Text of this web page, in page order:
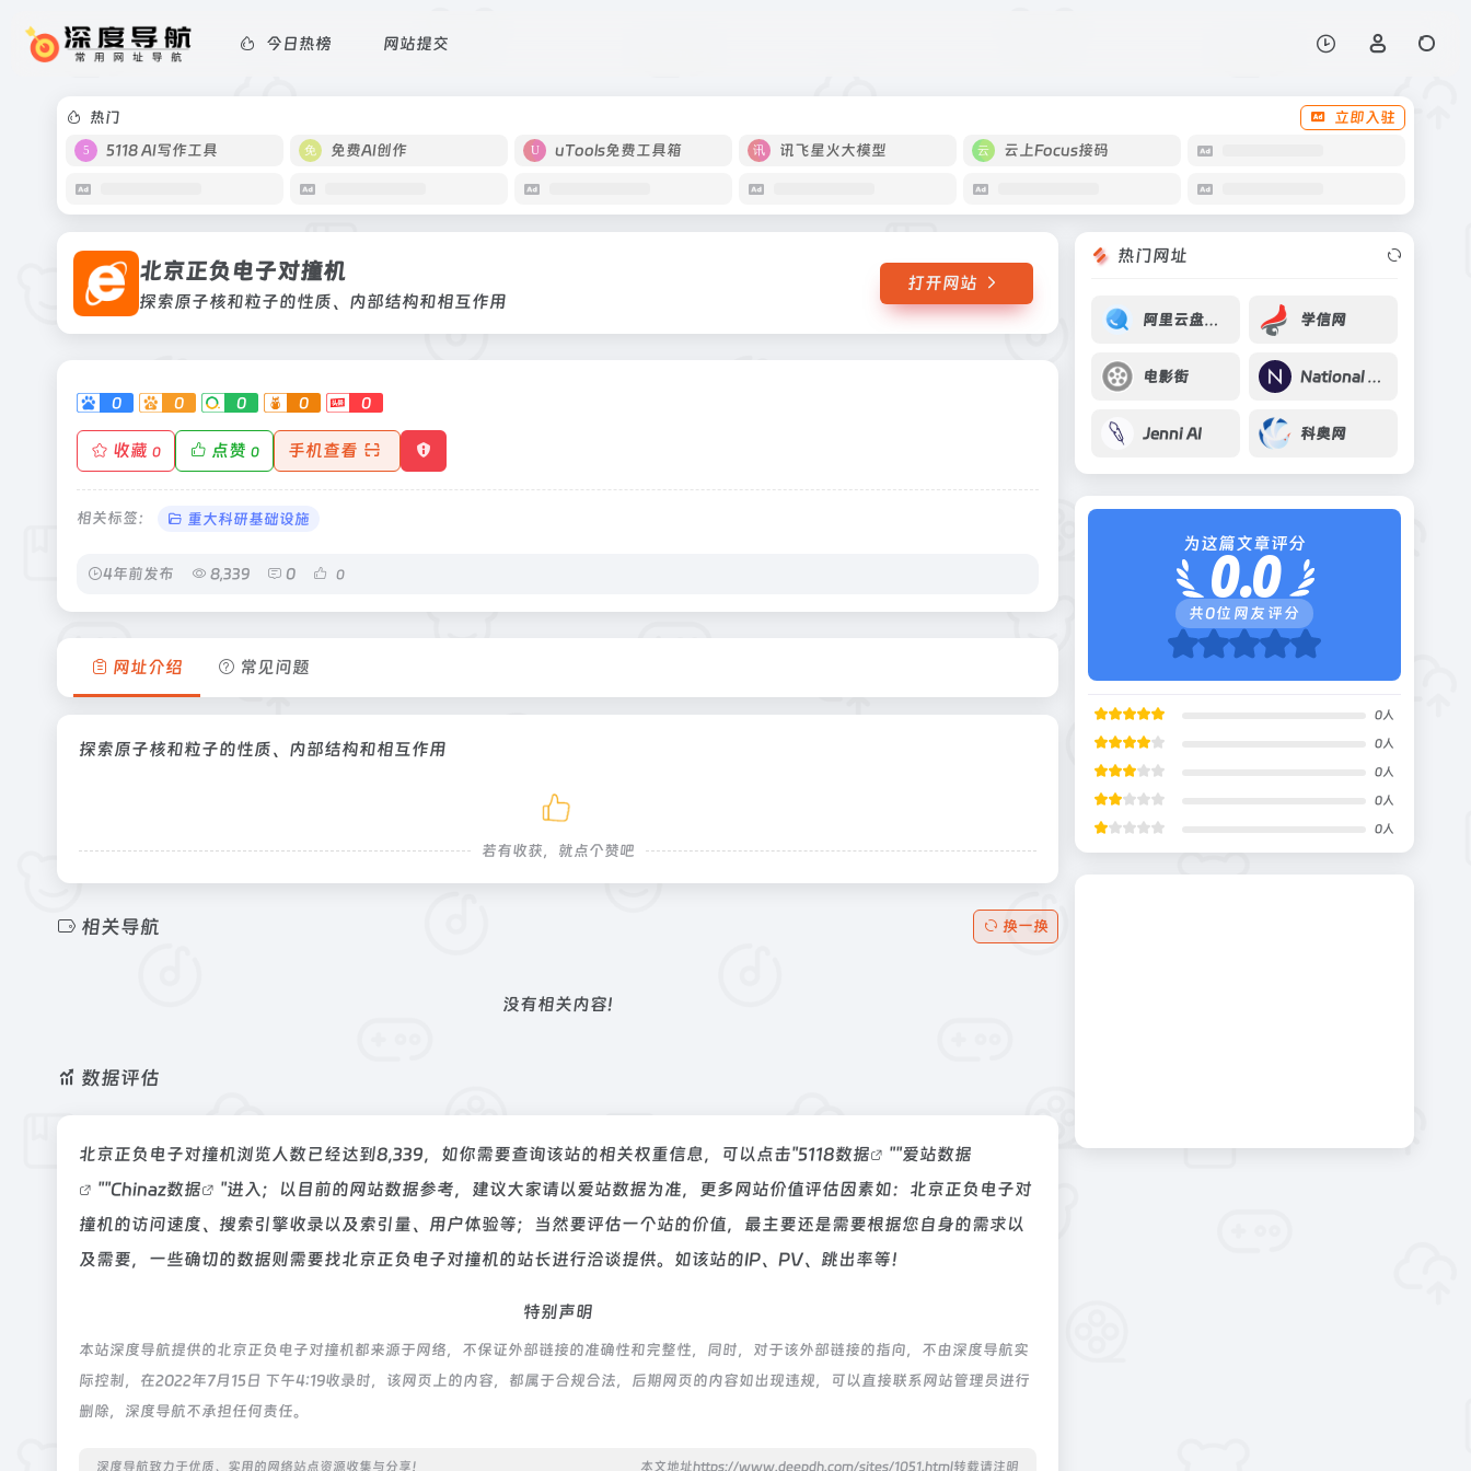
今日热榜 网站提交
热门
立即入驻
5118 AI写作工具
免费AI创作 uTools免费工具箱 讯飞星火大模型 云上Focus接码
北京正负电子对撞机
探索原子核和粒子的性质、内部结构和相互作用
打开网站
0 0 0 0 0
收藏 0 点赞 0 手机查看
相关标签： 重大科研基础设施
4年前发布 8,339 0 0
网址介绍 常见问题
探索原子核和粒子的性质、内部结构和相互作用
若有收获，就点个赞吧
相关导航 换一换
没有相关内容!
数据评估
北京正负电子对撞机浏览人数已经达到8,339，如你需要查询该站的相关权重信息，可以点击"5118数据 ""爱站数据
""Chinaz数据
"进入；以目前的网站数据参考，建议大家请以爱站数据为准，更多网站价值评估因素如：北京正负电子对
撞机的访问速度、搜索引擎收录以及索引量、用户体验等；当然要评估一个站的价值，最主要还是需要根据您自身的需求以
及需要，一些确切的数据则需要找北京正负电子对撞机的站长进行洽谈提供。如该站的IP、PV、跳出率等！
特别声明
本站深度导航提供的北京正负电子对撞机都来源于网络，不保证外部链接的准确性和完整性，同时，对于该外部链接的指向，不由深度导航实
际控制，在2022年7月15日 下午4:19收录时，该网页上的内容，都属于合规合法，后期网页的内容如出现违规，可以直接联系网站管理员进行
删除，深度导航不承担任何责任。
深度导航致力于优质、实用的网络站点资源收集与分享！ 本文地址https://www.deepdh.com/sites/1051.html转载请注明
热门网址
阿里云盘共享站 学信网
电影街 National Academies Press 美国国家学术出版社
Jenni AI 科奥网
为这篇文章评分
0.0
共0位网友评分
0人
0人
0人
0人
0人